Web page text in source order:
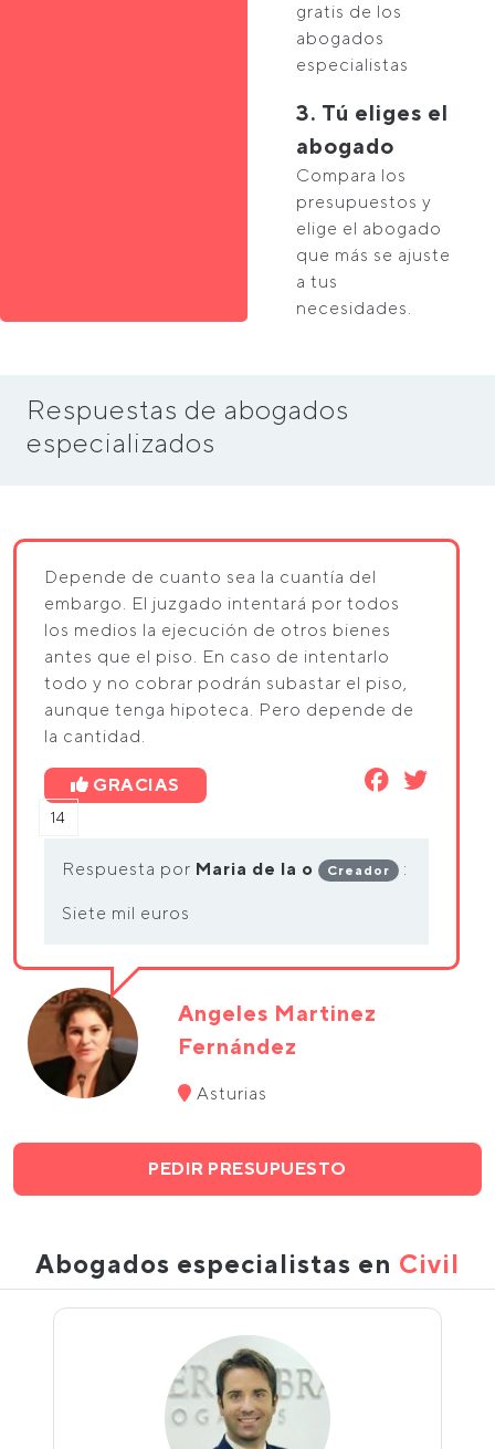
gratis de los
abogados
especialistas
3. Tú eliges el
abogado
Compara los
presupuestos y
elige el abogado
que más se ajuste
a tus
necesidades.
Respuestas de abogados
especializados
Depende de cuanto sea la cuantía del
embargo. El juzgado intentará por todos
los medios la ejecución de otros bienes
antes que el piso. En caso de intentarlo
todo y no cobrar podrán subastar el piso,
aunque tenga hipoteca. Pero depende de
la cantidad.
GRACIAS
14
Respuesta por Maria de la o Creador :
Siete mil euros
Angeles Martinez
Fernández
Asturias
PEDIR PRESUPUESTO
Abogados especialistas en Civil